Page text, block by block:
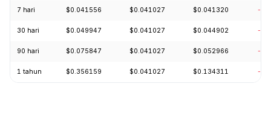
7 hari $0.041556 $0.041027 $0.041320 -
30 hari $0.049947 $0.041027 $0.044902 -
90 hari $0.075847 $0.041027 $0.052966 -
1 tahun $0.356159 $0.041027 $0.134311 -